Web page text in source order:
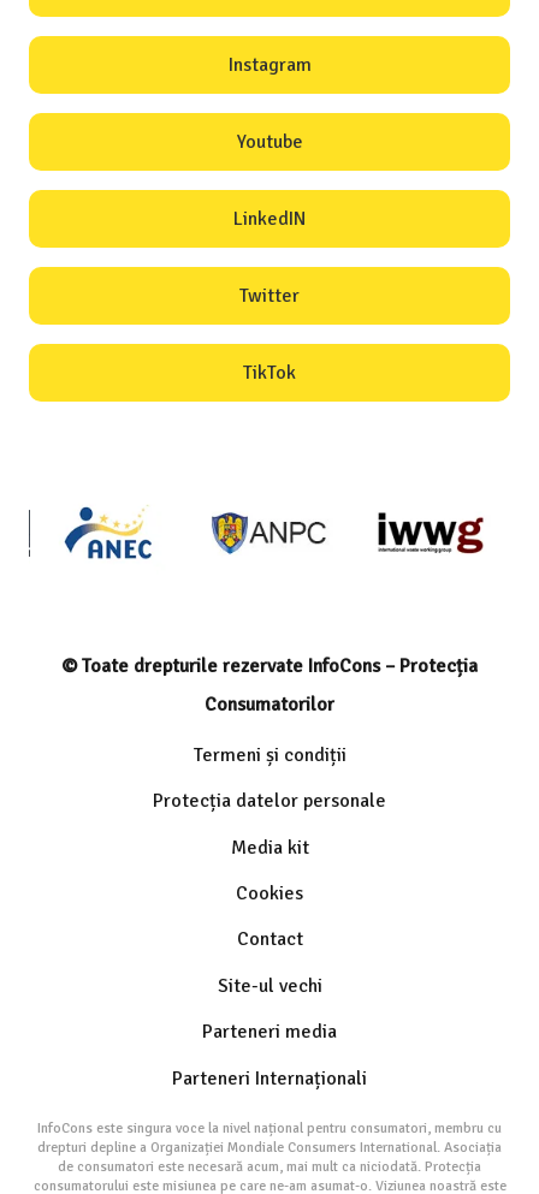
Instagram
Youtube
LinkedIN
Twitter
TikTok
© Toate drepturile rezervate InfoCons – Protecția
Consumatorilor
Termeni și condiții
Protecția datelor personale
Media kit
Cookies
Contact
Site-ul vechi
Parteneri media
Parteneri Internaționali
InfoCons este singura voce la nivel național pentru consumatori, membru cu
drepturi depline a Organizației Mondiale Consumers International. Asociația
de consumatori este necesară acum, mai mult ca niciodată. Protecția
consumatorului este misiunea pe care ne-am asumat-o. Viziunea noastră este